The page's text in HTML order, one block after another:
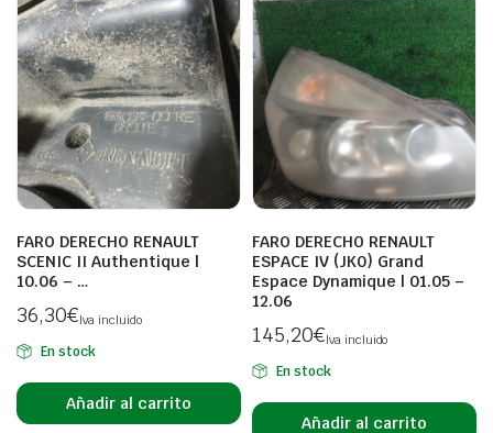
FARO DERECHO RENAULT
SCENIC II Authentique |
10.06 – …
36,30€Iva incluido
En stock
Añadir al carrito
FARO DERECHO RENAULT
ESPACE IV (JK0) Grand
Espace Dynamique | 01.05 –
12.06
145,20€Iva incluido
En stock
Añadir al carrito